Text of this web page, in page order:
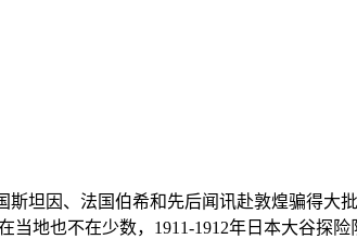
斯坦因、法国伯希和先后闻讯赴敦煌骗得
地也不在少数，1911-1912年日本大谷探险